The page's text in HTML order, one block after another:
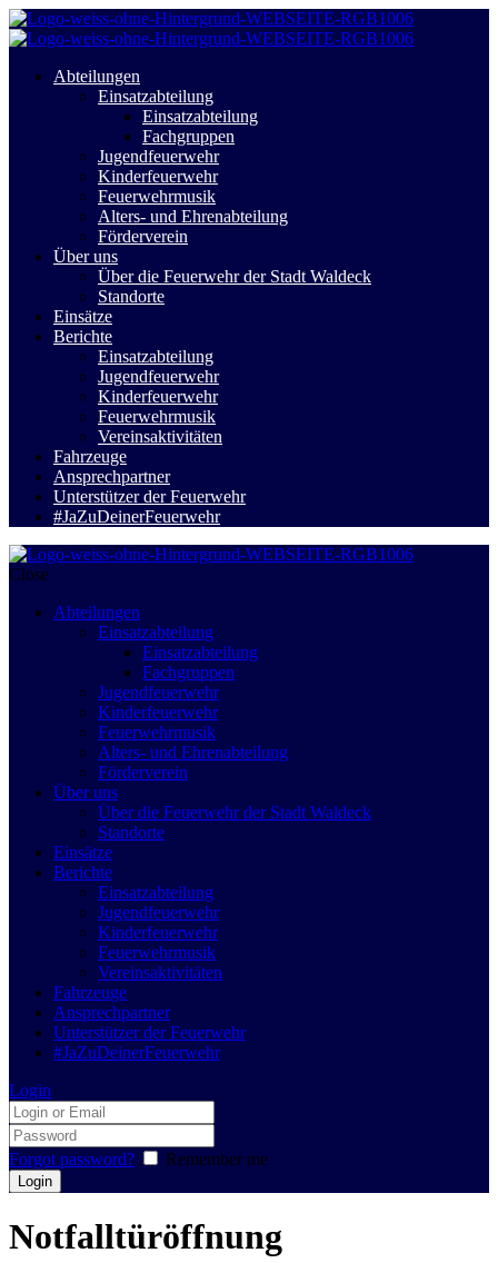
Abteilungen
Einsatzabteilung
Einsatzabteilung
Fachgruppen
Jugendfeuerwehr
Kinderfeuerwehr
Feuerwehrmusik
Alters- und Ehrenabteilung
Förderverein
Über uns
Über die Feuerwehr der Stadt Waldeck
Standorte
Einsätze
Berichte
Einsatzabteilung
Jugendfeuerwehr
Kinderfeuerwehr
Feuerwehrmusik
Vereinsaktivitäten
Fahrzeuge
Ansprechpartner
Unterstützer der Feuerwehr
#JaZuDeinerFeuerwehr
Close
Abteilungen
Einsatzabteilung
Einsatzabteilung
Fachgruppen
Jugendfeuerwehr
Kinderfeuerwehr
Feuerwehrmusik
Alters- und Ehrenabteilung
Förderverein
Über uns
Über die Feuerwehr der Stadt Waldeck
Standorte
Einsätze
Berichte
Einsatzabteilung
Jugendfeuerwehr
Kinderfeuerwehr
Feuerwehrmusik
Vereinsaktivitäten
Fahrzeuge
Ansprechpartner
Unterstützer der Feuerwehr
#JaZuDeinerFeuerwehr
Login
Forgot password? Remember me
Notfalltüröffnung